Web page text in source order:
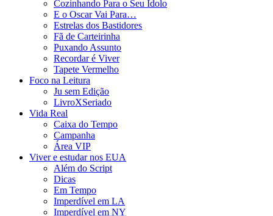
Cozinhando Para o Seu Ídolo
E o Oscar Vai Para…
Estrelas dos Bastidores
Fã de Carteirinha
Puxando Assunto
Recordar é Viver
Tapete Vermelho
Foco na Leitura
Ju sem Edição
LivroXSeriado
Vida Real
Caixa do Tempo
Campanha
Área VIP
Viver e estudar nos EUA
Além do Script
Dicas
Em Tempo
Imperdível em LA
Imperdível em NY